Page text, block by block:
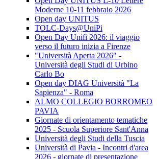
Moderne 10-11 febbraio 2026
Open day UNITUS
TOLC-Days@UniPi
Open Day Unifi 2026: il viaggio
verso il futuro inizia a Firenze
"Università Aperta 2026" -
Università degli Studi di Urbino
Carlo Bo
Open day DIAG Università "La
Sapienza" - Roma
ALMO COLLEGIO BORROMEO
PAVIA
Giornate di orientamento tematiche
2025 - Scuola Superiore Sant'Anna
Università degli Studi della Tuscia
Università di Pavia - Incontri d'area
2026 - giornate di presentazione